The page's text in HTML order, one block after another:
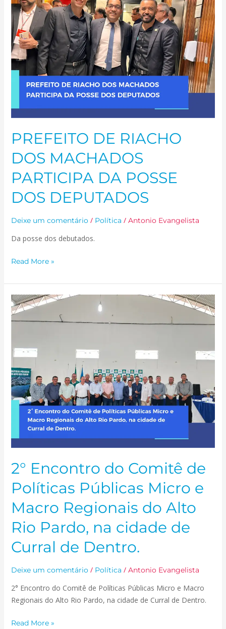
PREFEITO DE RIACHO
DOS MACHADOS
PARTICIPA DA POSSE
DOS DEPUTADOS
Deixe um comentário / Política / Antonio Evangelista
Da posse dos debutados.
DOS
MACHADOS
PARTICIPA
DA
POSSE
DOS
DEPUTADOS
Read More »
2° Encontro do Comitê de
Políticas Públicas Micro e
Macro Regionais do Alto
Rio Pardo, na cidade de
Curral de Dentro.
Deixe um comentário / Política / Antonio Evangelista
2° Encontro do Comitê de Políticas Públicas Micro e Macro
Regionais do Alto Rio Pardo, na cidade de Curral de Dentro.
2°
Encontro
do
de
Públicas
Micro
e
Macro
Regionais
Alto
Pardo,
na
cidade
de
de
Dentro.
Read More »